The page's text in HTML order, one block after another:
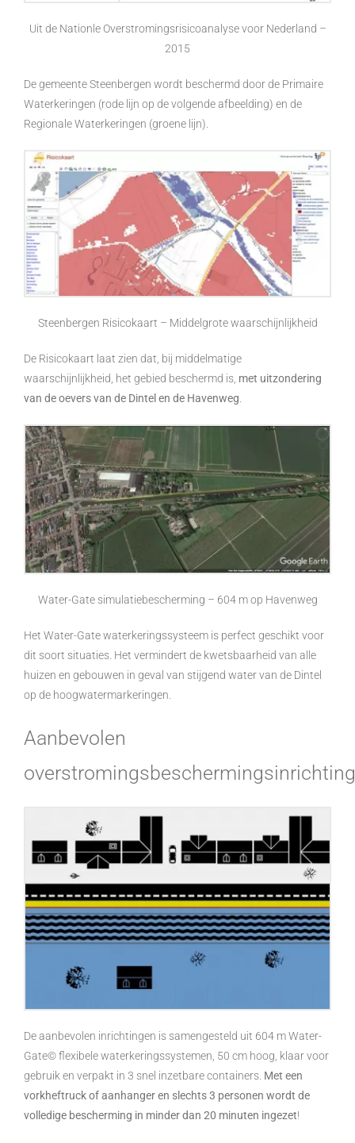
Uit de Nationle Overstromingsrisicoanalyse voor Nederland –
2015
De gemeente Steenbergen wordt beschermd door de Primaire
Waterkeringen (rode lijn op de volgende afbeelding) en de
Regionale Waterkeringen (groene lijn).
Steenbergen Risicokaart – Middelgrote waarschijnlijkheid
De Risicokaart laat zien dat, bij middelmatige
waarschijnlijkheid, het gebied beschermd is, met uitzondering
van de oevers van de Dintel en de Havenweg
Water-Gate simulatiebescherming – 604 m op Havenweg
Het Water-Gate waterkeringssysteem is perfect geschikt voor
dit soort situaties. Het vermindert de kwetsbaarheid van alle
huizen en gebouwen in geval van stijgend water van de Dintel
op de hoogwatermarkeringen.
Aanbevolen
De aanbevolen inrichtingen is samengesteld uit 604 m Water-
Gate© flexibele waterkeringssystemen, 50 cm hoog, klaar voor
gebruik en verpakt in 3 snel inzetbare containers. Met een
vorkheftruck of aanhanger en slechts 3 personen wordt de
volledige bescherming in minder dan 20 minuten ingezet!